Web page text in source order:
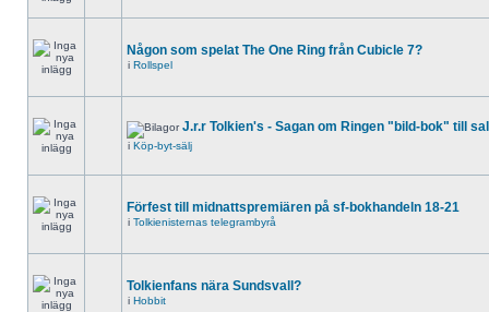
Någon som spelat The One Ring från Cubicle 7?
i Rollspel
J.r.r Tolkien's - Sagan om Ringen "bild-bok" till
i Köp-byt-sälj
Förfest till midnattspremiären på sf-bokhandeln 18-21
i Tolkienisternas telegrambyrå
Tolkienfans nära Sundsvall?
i Hobbit